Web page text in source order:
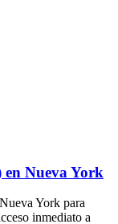
Nueva York
York para
inmediato a